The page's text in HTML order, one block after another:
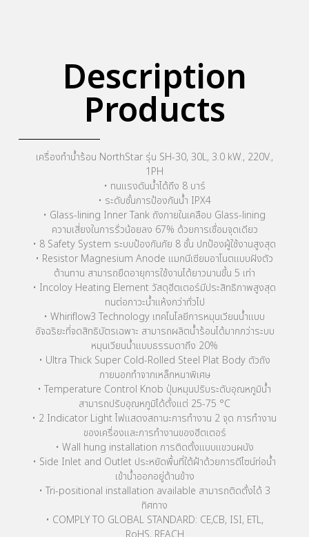
Description
Products
เครื่องทำน้ำร้อน NorthStar รุ่น SH-30, 30L, 3.0 kW., 220V.,
1PH
• ทนแรงดันน้ำได้ถึง 8 บาร์
• ระดับชั้นการป้องกันน้ำ IPX4
• Glass-lining Inner Tank ถังภายในเคลือบ Glass-lining
ความเสี่ยงในการรั่วน้อยลง 67% ด้วยการเชื่อมจุดเดียว
• 8 Safety System ระบบป้องกันภัย 8 ชั้น ปกป้องผู้ใช้งานสูงสุด
• Resistor Magnesium Anode แมกนีเซียมอาโนตแบบฝังตัว
ต้านทาน สามารถยืดอายุการใช้งานได้ยาวนานขึ้น 5 เท่า
• Incoloy Heating Element วัสดุฮีตเตอร์มีประสิทธิภาพสูงสุด
ทนต่อภาวะน้ำแห้งกว่าทั่วไป
• Whiriflow3 Technology เทคโนโลยีการหมุนเวียนน้ำแบบ
อัจฉริยะที่จดสิทธิบัตรเฉพาะ สามารถผลิตน้ำร้อนได้มากกว่าระบบ
หมุนเวียนน้ำแบบธรรมดาถึง 20%
• Ultra Thick Super Cold-Rolled Steel Plat Body ตัวถัง
ภายนอกทำจากเหล็กหนาพิเศษ
• Temperature Control Knob ปุ่มหมุนปรับระดับอุณหภูมิน้ำ
สามารถปรับอุณหภูมิได้ตั้งแต่ 25-75 °C
• 2 Indicator Light ไฟแสดงสถานะการทำงาน 2 จุด การทำงาน
ของเครื่องและการทำงานของฮีตเตอร์
• Wall hung installation การติดตั้งแบบแขวนผนัง
• Side Inlet and Outlet ประหยัดพื้นที่ใต้ฝ้าด้วยการดีไซน์ท่อน้ำ
เข้าน้ำออกอยู่ด้านข้าง
• Tri-positional installation available สามารถติดตั้งได้ 3
ทิศทาง
• COMPLY TO GLOBAL STANDARD: CE,CB, ISI, ETL,